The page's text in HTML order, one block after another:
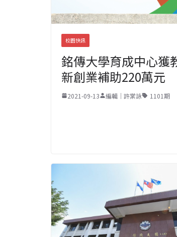
校園快訊
銘傳大學育成中心獲
新創業補助220萬元
2021-09-13 編輯｜許棠詠 1101期